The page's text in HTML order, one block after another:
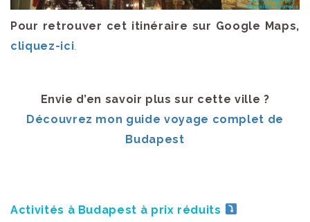
Pour retrouver cet itinéraire sur Google Maps,
cliquez-ici
Envie d’en savoir plus sur cette ville ?
Découvrez mon guide voyage complet de
Budapest
Activités à Budapest à prix réduits